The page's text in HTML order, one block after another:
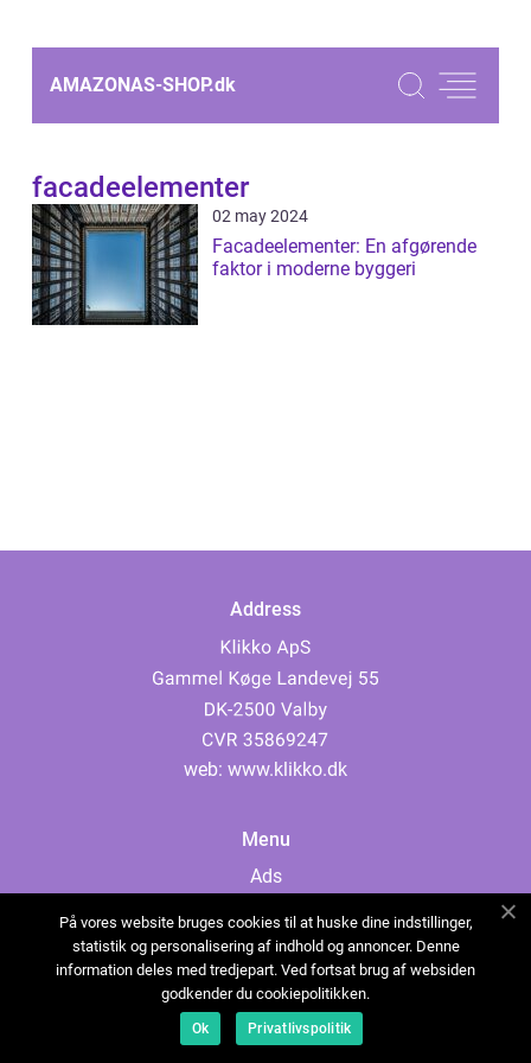
AMAZONAS-SHOP.dk
facadeelementer
02 may 2024
Facadeelementer: En afgørende
faktor i moderne byggeri
Address
web: www.klikko.dk
Menu
Ads
Cookies
Contact
Sitemap
På vores website bruges cookies til at huske dine indstillinger,
statistik og personalisering af indhold og annoncer. Denne
information deles med tredjepart. Ved fortsat brug af websiden
godkender du cookiepolitikken.
Ok Privatlivspolitik